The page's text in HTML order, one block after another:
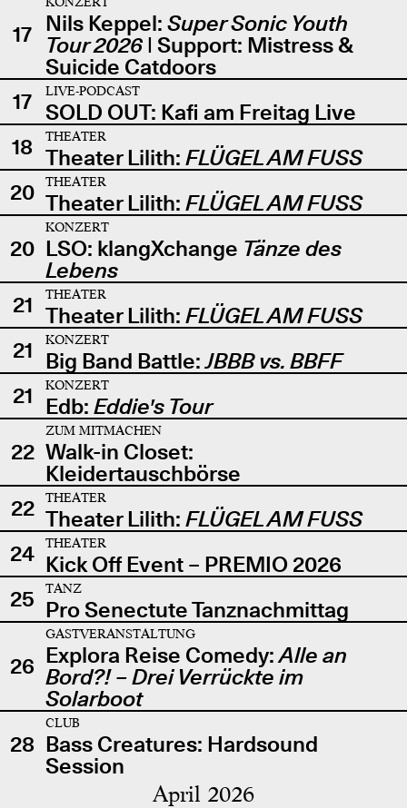
17 Nils Keppel: Super Sonic Youth
Tour 2026| Support: Mistress &
Suicide Catdoors
17
LIVE-PODCAST
SOLD OUT: Kafi am Freitag Live
18
THEATER
Theater Lilith: FLÜGEL AM FUSS
20
THEATER
Theater Lilith: FLÜGEL AM FUSS
20
KONZERT
LSO: klangXchange Tänze des
Lebens
21
THEATER
Theater Lilith: FLÜGEL AM FUSS
21
KONZERT
Big Band Battle:JBBB vs. BBFF
21
KONZERT
Edb: Eddie's Tour
22
ZUM MITMACHEN
Walk-in Closet:
Kleidertauschbörse
22
THEATER
Theater Lilith: FLÜGEL AM FUSS
24
THEATER
Kick Off Event – PREMIO 2026
25
TANZ
Pro Senectute Tanznachmittag
26
GASTVERANSTALTUNG
Explora Reise Comedy:Alle an
Bord?! – Drei Verrückte im
Solarboot
28
CLUB
Bass Creatures: Hardsound
Session
April 2026